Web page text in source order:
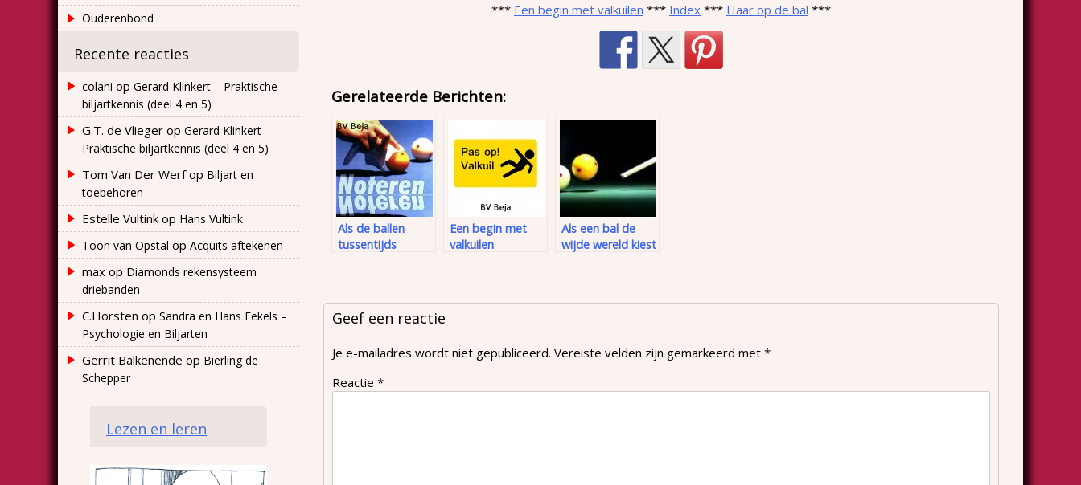
*** Een begin met valkuilen *** Index *** Haar op de bal ***
Gerelateerde Berichten:
Als de ballen
tussentijds
Een begin met
valkuilen
Als een bal de
wijde wereld kiest
Geef een reactie
Je e-mailadres wordt niet gepubliceerd. Vereiste velden zijn gemarkeerd met *
Reactie *
Ouderenbond
Recente reacties
colani op Gerard Klinkert – Praktische
biljartkennis (deel 4 en 5)
G.T. de Vlieger op Gerard Klinkert –
Praktische biljartkennis (deel 4 en 5)
Tom Van Der Werfop Biljart en
toebehoren
Estelle Vultink op Hans Vultink
Toon van Opstal op Acquits aftekenen
max op Diamonds rekensysteem
driebanden
C.Horsten op Sandra en Hans Eekels –
Psychologie en Biljarten
Gerrit Balkenende op Bierling de
Schepper
Lezen en leren